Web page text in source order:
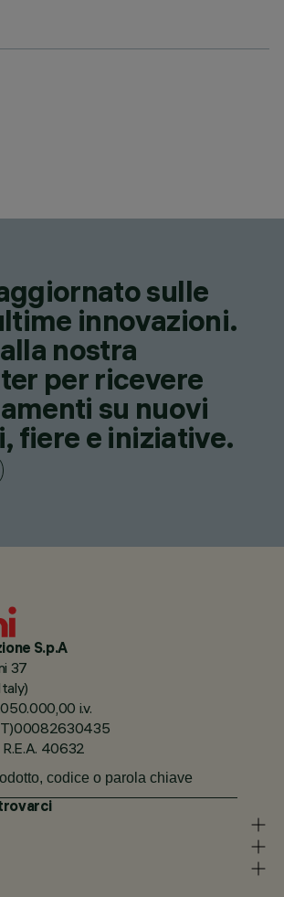
sulle
innovazioni.
nostra
per ricevere
su nuovi
fiere e iniziative.
S.p.A
37
i.v.
40632